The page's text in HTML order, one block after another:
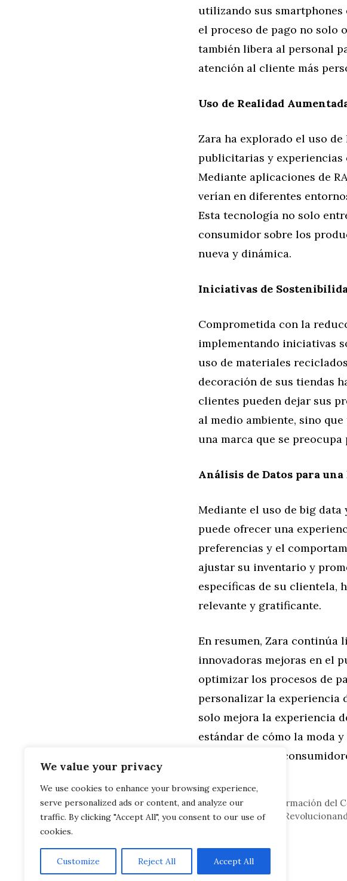
We value your privacy
We use cookies to enhance your browsing experience,
serve personalized ads or content, and analyze our
traffic. By clicking "Accept All", you consent to our use of
cookies.
Customize Reject All Accept All
utilizando sus smartphones
el proceso de pago no solo
también libera al personal
atención al cliente más
Uso de Realidad
Zara ha explorado el uso
publicitarias y experiencias
Mediante aplicaciones de
verían en diferentes
Esta tecnología no solo
consumidor sobre los
nueva y dinámica.
Iniciativas de
Comprometida con la
implementando iniciativas
uso de materiales
decoración de sus tiendas
clientes pueden dejar sus
al medio ambiente, sino
una marca que se preocupa
Análisis de Datos para
Mediante el uso de big
puede ofrecer una
preferencias y el
ajustar su inventario y
específicas de su clientela,
relevante y gratificante.
En resumen, Zara continúa
innovadoras mejoras en el
optimizar los procesos de
personalizar la experiencia
solo mejora la experiencia
estándar de cómo la moda
beneficio de los
Categorías
Familia,General
Zara y la Transformación del
Cómo Zara Está